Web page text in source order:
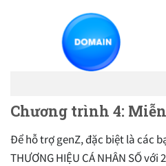
Chương trình 4: Miễn
Để hỗ trợ genZ, đặc biệt là các
THƯƠNG HIỆU CÁ NHÂN SỐ